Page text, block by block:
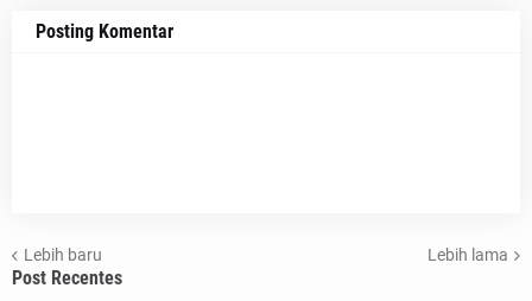
Posting Komentar
Lebih baru Lebih lama
Post Recentes